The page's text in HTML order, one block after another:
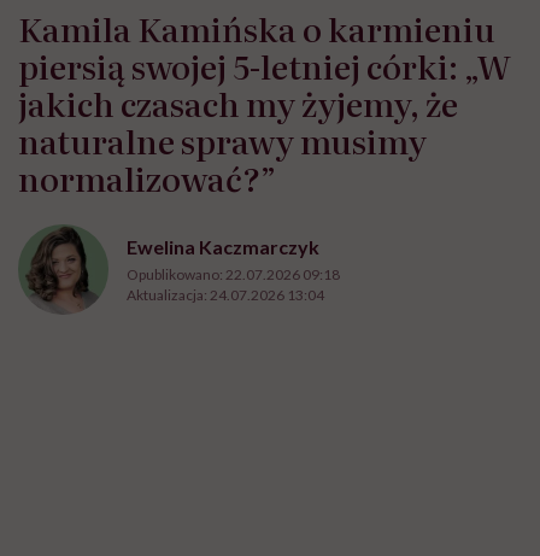
Kamila Kamińska o karmieniu
piersią swojej 5-letniej córki: „W
jakich czasach my żyjemy, że
naturalne sprawy musimy
normalizować?”
Ewelina Kaczmarczyk
Opublikowano: 22.07.2026 09:18
Aktualizacja: 24.07.2026 13:04